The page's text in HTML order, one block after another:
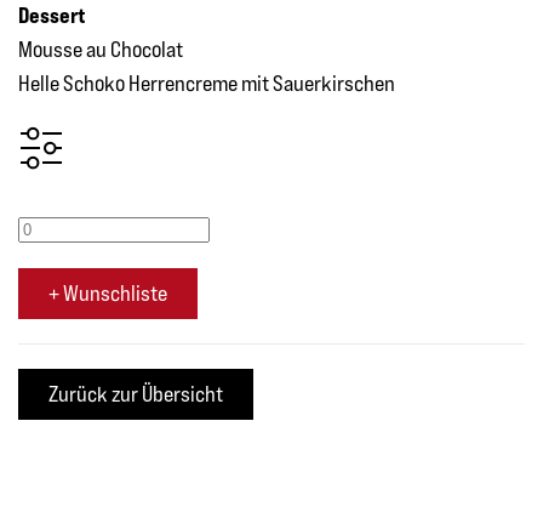
Dessert
Mousse au Chocolat
Helle Schoko Herrencreme mit Sauerkirschen
+ Wunschliste